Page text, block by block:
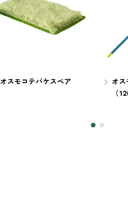
オスモコテバケスペア
オ
（